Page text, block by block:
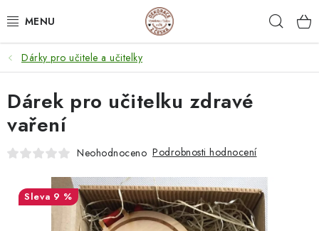
na
NEJPRODÁVANĚJŠÍ
SVATEBNÍ DARY/ DEKORACE 💍
DÁRKOVÉ BOXY A KRABIČKY
PERSONALIZOVANÉ DÁRKY ✨
Dárky pro učitele a učitelky
Dárek pro učitelku zdravé
vaření
Neohodnoceno Podrobnosti hodnocení
9 %